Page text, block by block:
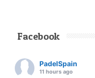
Facebook
PadelSpain
11 hours ago